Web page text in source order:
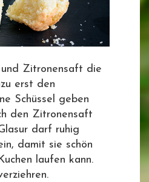
und Zitronensaft die
erst den
Schüssel geben
den Zitronensaft
darf ruhig
damit sie schön
laufen kann.